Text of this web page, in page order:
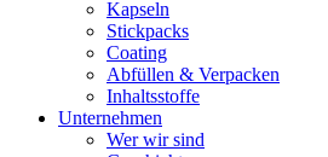
Kapseln
Stickpacks
Coating
Abfüllen & Verpacken
Inhaltsstoffe
Unternehmen
Wer wir sind